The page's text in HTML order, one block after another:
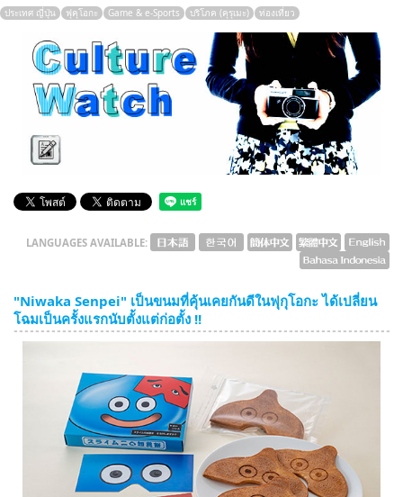
English
ภาษาไทย
tiéng Viêt
Bahasa Indonesia
ประเทศ ญี่ปุ่น ฟุคุโอกะ Game & e-Sports บริโภค (คุรุเมะ) ท่องเที่ยว
LANGUAGES AVAILABLE:
"Niwaka Senpei" เป็นขนมที่คุ้นเคยกันดีในฟุกุโอกะ ได้เปลี่ยน
โฉมเป็นครั้งแรกนับตั้งแต่ก่อตั้ง !!